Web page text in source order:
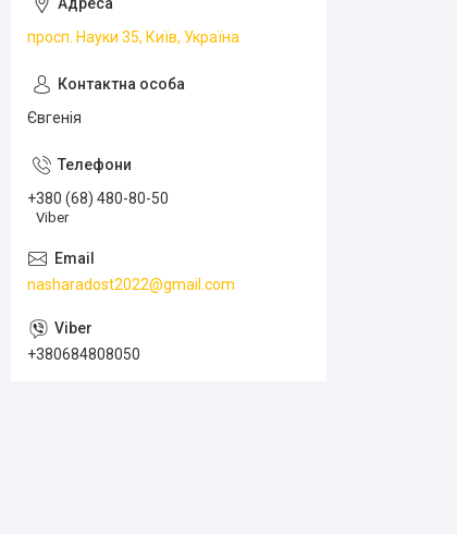
просп. Науки 35, Київ, Україна
Євгенія
+380 (68) 480-80-50
Viber
nasharadost2022@gmail.com
+380684808050